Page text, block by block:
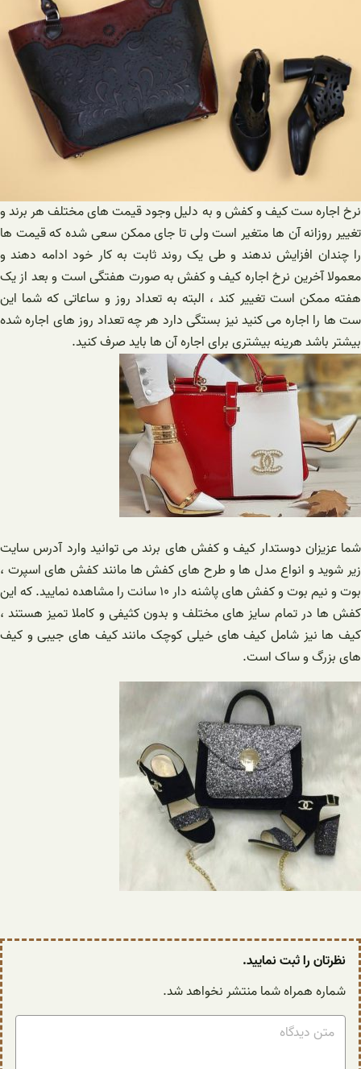
نرخ اجاره ست کیف و کفش و به دلیل وجود قیمت های مختلف هر برند و
تغییر روزانه آن ها متغیر است ولی تا جای ممکن سعی شده که قیمت ها
را چندان افزایش ندهند و طی یک روند ثابت به کار خود ادامه دهند و
معمولا آخرین نرخ اجاره کیف و کفش به صورت هفتگی است و بعد از یک
هفته ممکن است تغییر کند ، البته به تعداد روز و ساعاتی که شما این
ست ها را اجاره می کنید نیز بستگی دارد هر چه تعداد روز های اجاره شده
بیشتر باشد هرینه بیشتری برای اجاره آن ها باید صرف کنید.
شما عزیزان دوستدار کیف و کفش های برند می توانید وارد آدرس سایت
زیر شوید و انواع مدل ها و طرح های کفش ها مانند کفش های اسپرت ،
بوت و نیم بوت و کفش های پاشنه دار ۱۰ سانت را مشاهده نمایید. که این
کفش ها در تمام سایز های مختلف و بدون کثیفی و کاملا تمیز هستند ،
کیف ها نیز شامل کیف های خیلی کوچک مانند کیف های جیبی و کیف
های بزرگ و ساک است‌.
نظرتان را ثبت نمایید.
شماره همراه شما منتشر نخواهد شد.